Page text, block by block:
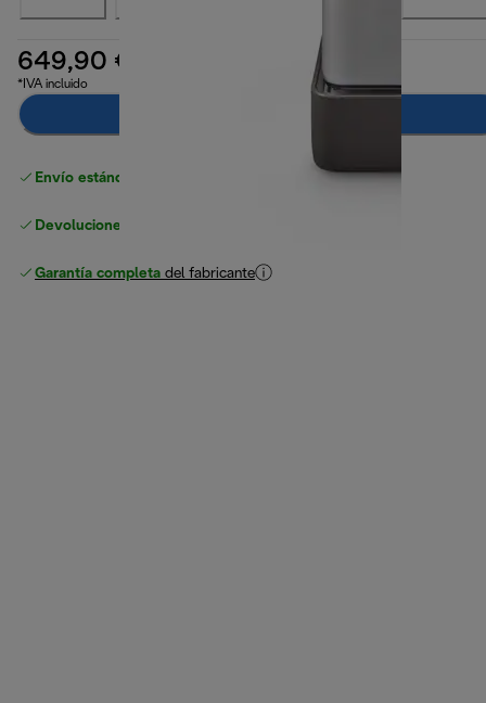
649,90 €
*IVA incluido
Envío estándar gratuito
Devoluciones gratuitas
Garantía completa del fabricante